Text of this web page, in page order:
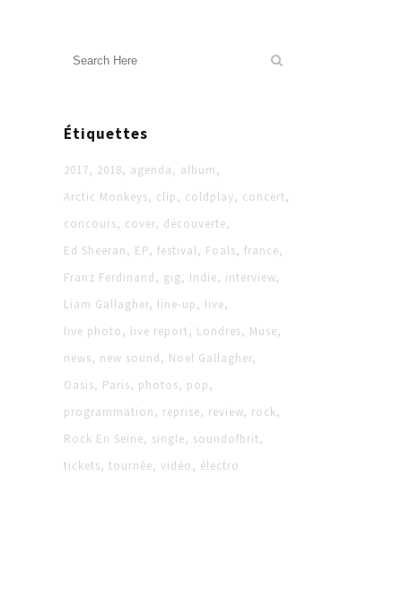
Étiquettes
2017 2018 agenda
album
Arctic Monkeys
clip coldplay
concert
concours
cover découverte
Ed Sheeran
EP festival Foals france
Franz Ferdinand
gig Indie
interview
Liam Gallagher line-up
live
live photo
live report Londres
Muse
news
new sound
Noel Gallagher
Oasis
Paris photos
pop
programmation
reprise review rock
Rock En Seine
single
soundofbrit
tickets tournée vidéo électro